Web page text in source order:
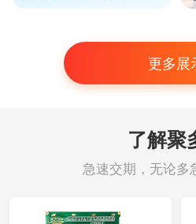
更多展
了解聚
急速交期，无论多